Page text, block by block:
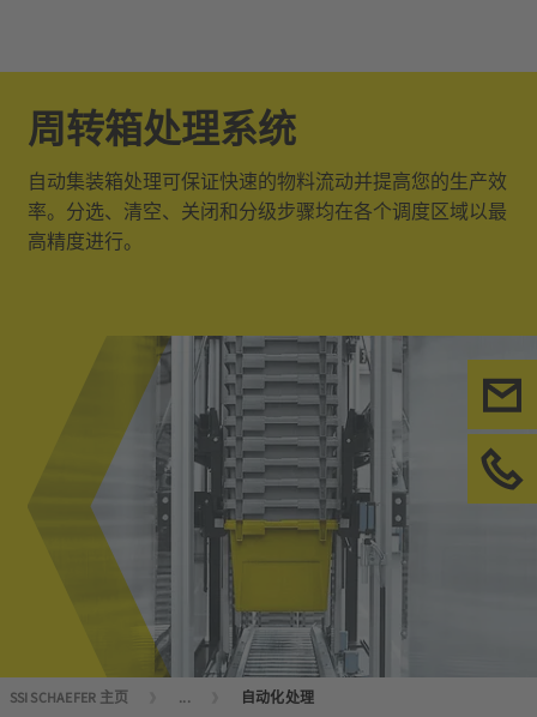
周转箱处理系统
自动集装箱处理可保证快速的物料流动并提高您的生产效
率。分选、清空、关闭和分级步骤均在各个调度区域以最
高精度进行。
SSI SCHAEFER 主页 ... 自动化处理
联
请